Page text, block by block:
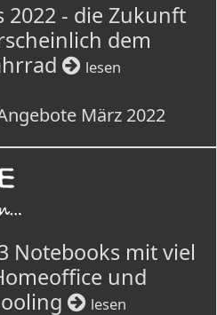
2022 - die Zukunft
dem
lesen
März 2022
Notebooks mit viel
und
lesen